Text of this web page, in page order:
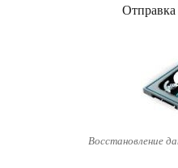
Восстановление